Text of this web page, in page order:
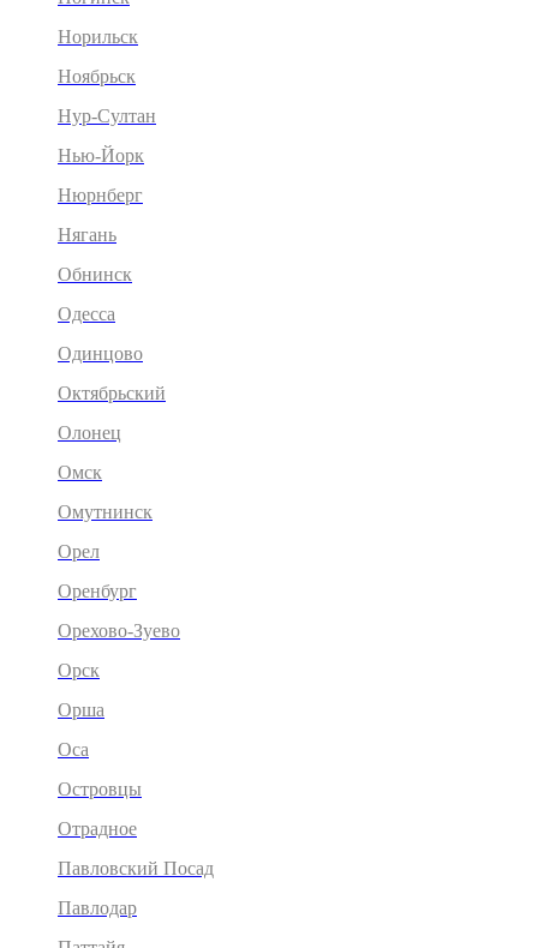
Норильск
Ноябрьск
Нур-Султан
Нью-Йорк
Нюрнберг
Нягань
Обнинск
Одесса
Одинцово
Октябрьский
Олонец
Омск
Омутнинск
Орел
Оренбург
Орехово-Зуево
Орск
Орша
Оса
Островцы
Отрадное
Павловский Посад
Павлодар